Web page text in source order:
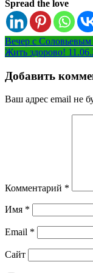
Spread the love
Навигация
по
записям
Вечер с Соловьевым
Жить здорово!
Добавить
Ваш адрес email не
Комментарий *
Имя *
Email *
Сайт